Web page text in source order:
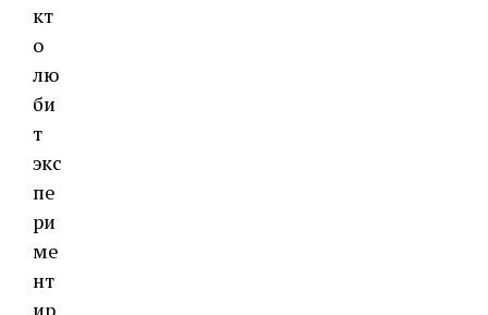
кт
о
лю
би
т
экс
пе
ри
ме
нт
ир